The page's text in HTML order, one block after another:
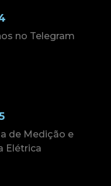
no Telegram
de Medição e
Elétrica